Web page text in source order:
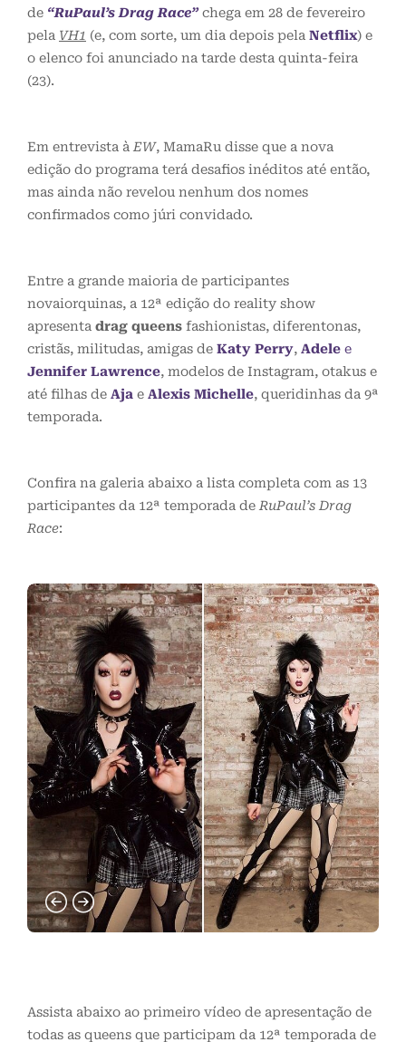
de “RuPaul’s Drag Race”chega em 28 de fevereiro
pela VH1 (e, com sorte, um dia depois pela Netflix) e
o elenco foi anunciado na tarde desta quinta-feira
(23).
Em entrevista à EW, MamaRu disse que a nova
edição do programa terá desafios inéditos até então,
mas ainda não revelou nenhum dos nomes
confirmados como júri convidado.
Entre a grande maioria de participantes
novaiorquinas, a 12ª edição do reality show
apresenta drag queens fashionistas, diferentonas,
cristãs, militudas, amigas de Katy Perry, Adele e
Jennifer Lawrence, modelos de Instagram, otakus e
até filhas de Aja e Alexis Michelle, queridinhas da 9ª
temporada.
Confira na galeria abaixo a lista completa com as 13
participantes da 12ª temporada de RuPaul’s Drag
Race:
Assista abaixo ao primeiro vídeo de apresentação de
todas as queens que participam da 12ª temporada de